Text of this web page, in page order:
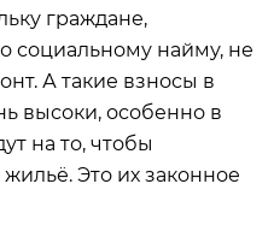
граждане,
найму, не
А такие взносы в
высоки, особенно в
на то, чтобы
Это их законное